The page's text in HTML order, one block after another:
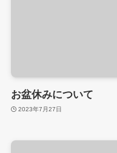
お盆休みについて
2023年7月27日